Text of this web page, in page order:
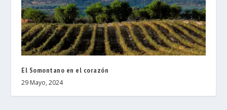
El Somontano en el corazón
29 Mayo, 2024